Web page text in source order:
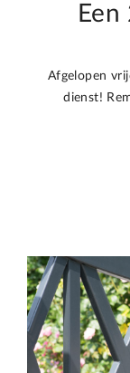
Afgelopen
dienst!